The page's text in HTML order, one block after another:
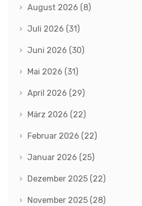
August 2026 (8)
Juli 2026 (31)
Juni 2026 (30)
Mai 2026 (31)
April 2026 (29)
März 2026 (22)
Februar 2026 (22)
Januar 2026 (25)
Dezember 2025 (22)
November 2025 (28)